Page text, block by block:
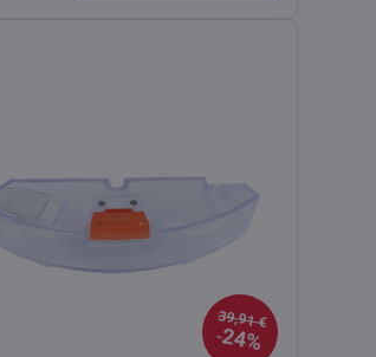
39,91 €
24%